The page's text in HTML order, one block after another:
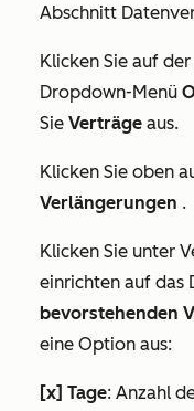
Abschnitt
Klicken Sie auf
Dropdown-Menü
Sie Verträge aus.
Klicken Sie oben
Verlängerungen .
Klicken Sie unter
einrichten auf das
bevorstehenden
eine Option aus:
[x] Tage: Anzahl